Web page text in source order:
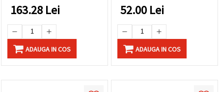
163.28 Lei
ADAUGA IN COS
52.00 Lei
ADAUGA IN COS